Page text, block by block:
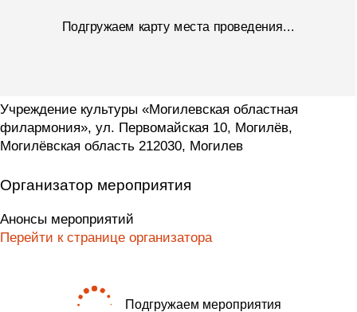
Подгружаем карту места проведения...
Учреждение культуры «Могилевская областная
филармония», ул. Первомайская 10, Могилёв,
Могилёвская область 212030, Могилев
Организатор мероприятия
Анонсы мероприятий
Перейти к странице организатора
Подгружаем мероприятия